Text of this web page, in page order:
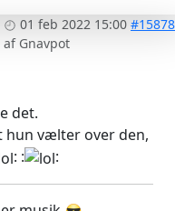
01 feb 2022 15:00 #15878
af Gnavpot
det.
hun vælter over den,
: : :